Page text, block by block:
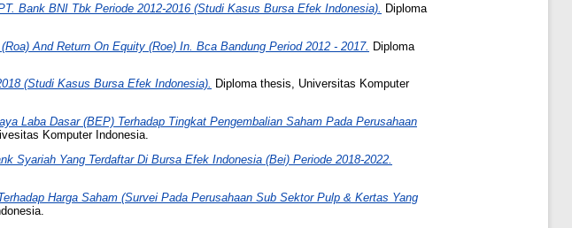
Bank BNI Tbk Periode 2012-2016 (Studi Kasus Bursa Efek Indonesia).
Diploma
And Return On Equity (Roe) In. Bca Bandung Period 2012 - 2017. Diploma
(Studi Kasus Bursa Efek Indonesia). Diploma thesis, Universitas Komputer
Laba Dasar (BEP) Terhadap Tingkat Pengembalian Saham Pada Perusahaan
Komputer Indonesia.
Syariah Yang Terdaftar Di Bursa Efek Indonesia (Bei) Periode 2018-2022.
Harga Saham (Survei Pada Perusahaan Sub Sektor Pulp & Kertas Yang